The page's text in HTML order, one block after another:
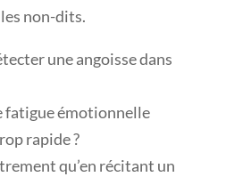
non-dits.
une angoisse dans
fatigue émotionnelle
rapide ?
qu’en récitant un